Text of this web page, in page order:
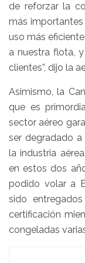
de reforzar la
más importantes
uso más
a nuestra flota,
clientes”, dijo la
Asimismo, la
que es
sector aéreo
ser degradado
la industria
en estos dos
podido volar a
sido
certificación
congeladas